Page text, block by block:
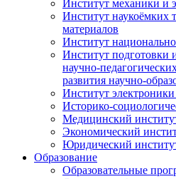
Институт механики и
Институт наукоёмких
материалов
Институт
Институт подготовки
научно-
развития научно-
Институт
Историко-
Медицинский
Экономический
Юридический
Образование
Образовательные